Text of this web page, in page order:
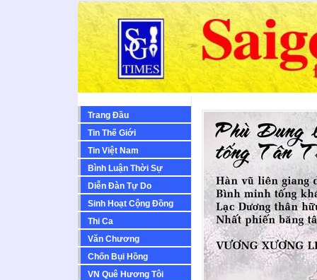
Trang Đầu
Tin Thế Giới
Tin Việt Nam
Bình Luận Thời Sự
Diễn Ðàn Tự Do
Sinh Hoạt Cộng Ðồng
Thi Ca
Văn Chương
Chốn Bụi Hồng
VN Quê Hương Tôi